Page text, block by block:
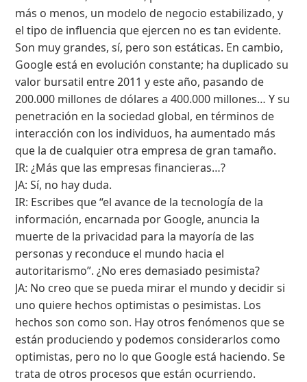
más o menos, un modelo de negocio estabilizado, y
el tipo de influencia que ejercen no es tan evidente.
Son muy grandes, sí, pero son estáticas. En cambio,
Google está en evolución constante; ha duplicado su
valor bursatil entre 2011 y este año, pasando de
200.000 millones de dólares a 400.000 millones… Y su
penetración en la sociedad global, en términos de
interacción con los individuos, ha aumentado más
que la de cualquier otra empresa de gran tamaño.
IR: ¿Más que las empresas financieras…?
JA: Sí, no hay duda.
IR: Escribes que “el avance de la tecnología de la
información, encarnada por Google, anuncia la
muerte de la privacidad para la mayoría de las
personas y reconduce el mundo hacia el
autoritarismo”. ¿No eres demasiado pesimista?
JA: No creo que se pueda mirar el mundo y decidir si
uno quiere hechos optimistas o pesimistas. Los
hechos son como son. Hay otros fenómenos que se
están produciendo y podemos considerarlos como
optimistas, pero no lo que Google está haciendo. Se
trata de otros procesos que están ocurriendo.